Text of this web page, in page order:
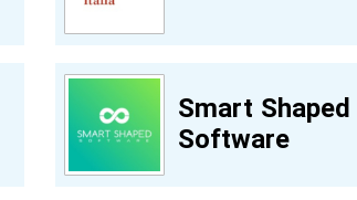
Smart Shaped
Software